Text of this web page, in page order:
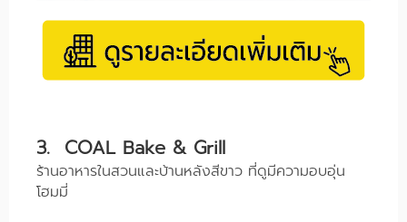
3. COAL Bake & Grill
ร้านอาหารในสวนและบ้านหลังสีขาว ที่ดูมีความอบอุ่น
โฮมมี่